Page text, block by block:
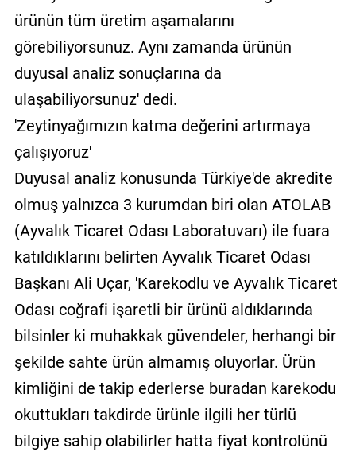
ürünün tüm üretim aşamalarını
görebiliyorsunuz. Aynı zamanda ürünün
duyusal analiz sonuçlarına da
ulaşabiliyorsunuz' dedi.
'Zeytinyağımızın katma değerini artırmaya
çalışıyoruz'
Duyusal analiz konusunda Türkiye'de akredite
olmuş yalnızca 3 kurumdan biri olan ATOLAB
(Ayvalık Ticaret Odası Laboratuvarı) ile fuara
katıldıklarını belirten Ayvalık Ticaret Odası
Başkanı Ali Uçar, 'Karekodlu ve Ayvalık Ticaret
Odası coğrafi işaretli bir ürünü aldıklarında
bilsinler ki muhakkak güvendeler, herhangi bir
şekilde sahte ürün almamış oluyorlar. Ürün
kimliğini de takip ederlerse buradan karekodu
okuttukları takdirde ürünle ilgili her türlü
bilgiye sahip olabilirler hatta fiyat kontrolünü